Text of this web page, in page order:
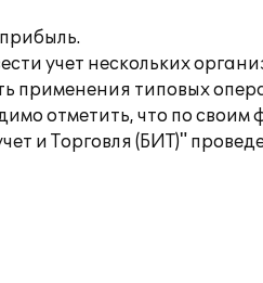
учет нескольких
применения типовых
отметить, что по
и Торговля (БИТ)"